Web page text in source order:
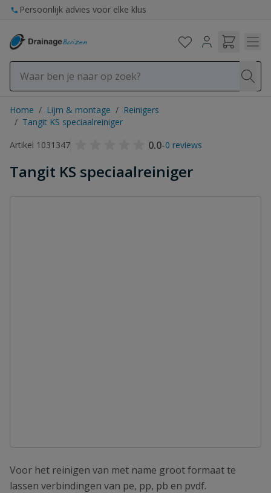
Ga naar de inhoud
Persoonlijk advies voor elke klus
Home / Lijm & montage / Reinigers
/ Tangit KS speciaalreiniger
Artikel 1031347
0.0-0 reviews
Tangit KS speciaalreiniger
Voor het reinigen van met name groot formaat te
lassen verbindingen van pe, pp, pb en pvdf.